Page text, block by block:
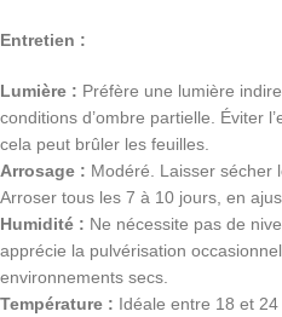
Entretien :
Lumière : Préfère une lumière
conditions d’ombre partielle. Éviter
cela peut brûler les feuilles.
Arrosage : Modéré. Laisser sécher
Arroser tous les 7 à 10 jours, en
Humidité : Ne nécessite pas de
apprécie la pulvérisation
environnements secs.
Température : Idéale entre 18 et